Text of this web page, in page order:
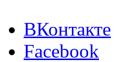
ВКонтакте
Facebook